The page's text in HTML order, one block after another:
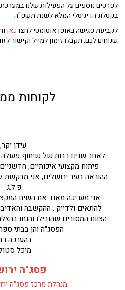
לפרטים נוספים על הפעילות שלנו במערכת
בקטלוג הדיגיטלי המלא לשנת תשפ"ה
לקביעת פגישה באופן אוטומטי לחצוכאן
שנוחים לכם. תקבלו זימון למייל וקישור
לקוחות
עידן יקר,
לאחר שנים רבות של שיתוף פעולה
פיתוח מקצועי איכותיים, חדשניים
ההוראה בעיר ירושלים, אני מבקשת
פ.ל.ג.
אני מעריכה מאוד את השיח
להתאים ולדייק , ההקשבה
הצוות המסורים שהובילו והנחו
הפסג"ה והן בבתי
בהערכה
מיכל
פסג"ה
מנהלת מרכז פסג"ה